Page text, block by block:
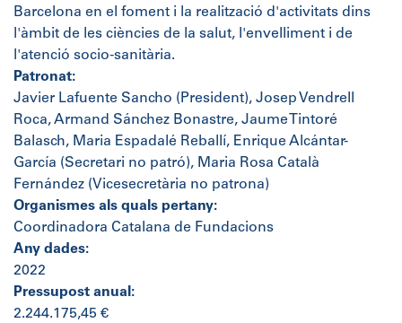
Barcelona en el foment i la realització d'activitats dins
l'àmbit de les ciències de la salut, l'envelliment i de
l'atenció socio-sanitària.
Patronat:
Javier Lafuente Sancho (President), Josep Vendrell
Roca, Armand Sánchez Bonastre, Jaume Tintoré
Balasch, Maria Espadalé Reballí, Enrique Alcántar-
García (Secretari no patró), Maria Rosa Català
Fernández (Vicesecretària no patrona)
Organismes als quals pertany:
Coordinadora Catalana de Fundacions
Any dades:
2022
Pressupost anual:
2.244.175,45 €